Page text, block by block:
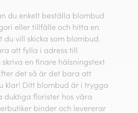
du enkelt beställa blombud
eller tillfälle och hitta en
du vill skicka som blombud.
att fylla i adress till
en finare hälsningstext
det så är det bara att
klar! Ditt blombud är i trygga
duktiga florister hos våra
binder och levererar